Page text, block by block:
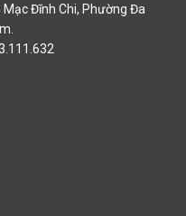
Đĩnh Chi, Phường Đa